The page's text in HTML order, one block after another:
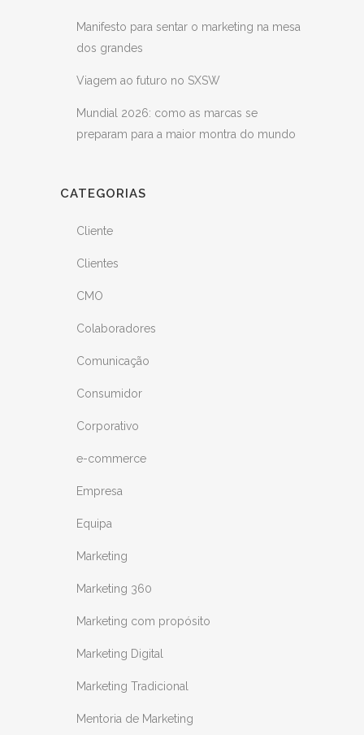
Manifesto para sentar o marketing na mesa
dos grandes
Viagem ao futuro no SXSW
Mundial 2026: como as marcas se
preparam para a maior montra do mundo
CATEGORIAS
Cliente
Clientes
CMO
Colaboradores
Comunicação
Consumidor
Corporativo
e-commerce
Empresa
Equipa
Marketing
Marketing 360
Marketing com propósito
Marketing Digital
Marketing Tradicional
Mentoria de Marketing